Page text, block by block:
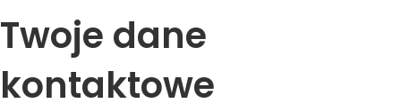
Twoje dane
kontaktowe